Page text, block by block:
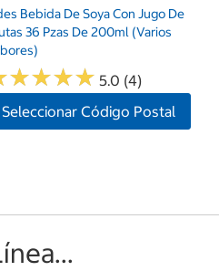
Bebida De Soya Con Jugo De
36 Pzas De 200ml (Varios
★★★★
★★★★ 5.0 (4)
Seleccionar Código Postal